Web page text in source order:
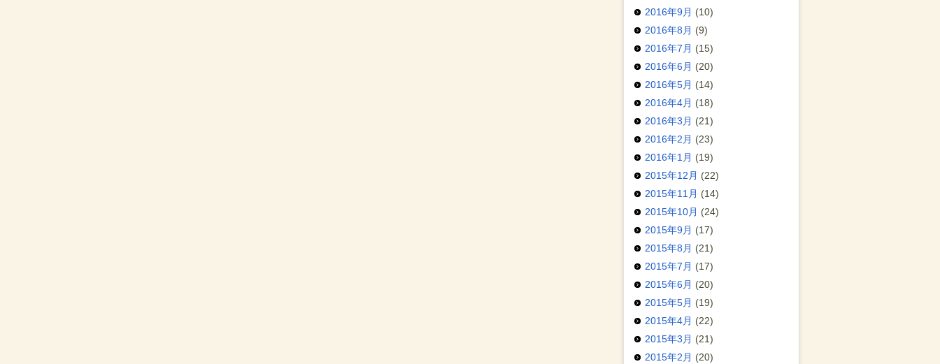
2016年9月 (10)
2016年8月 (9)
2016年7月 (15)
2016年6月 (20)
2016年5月 (14)
2016年4月 (18)
2016年3月 (21)
2016年2月 (23)
2016年1月 (19)
2015年12月 (22)
2015年11月 (14)
2015年10月 (24)
2015年9月 (17)
2015年8月 (21)
2015年7月 (17)
2015年6月 (20)
2015年5月 (19)
2015年4月 (22)
2015年3月 (21)
2015年2月 (20)